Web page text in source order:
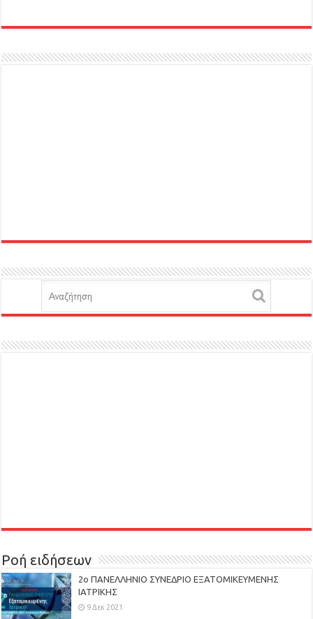
Ροή ειδήσεων
2ο ΠΑΝΕΛΛΗΝΙΟ ΣΥΝΕΔΡΙΟ ΕΞΑΤΟΜΙΚΕΥΜΕΝΗΣ
ΙΑΤΡΙΚΗΣ
9 Δεκ 2021